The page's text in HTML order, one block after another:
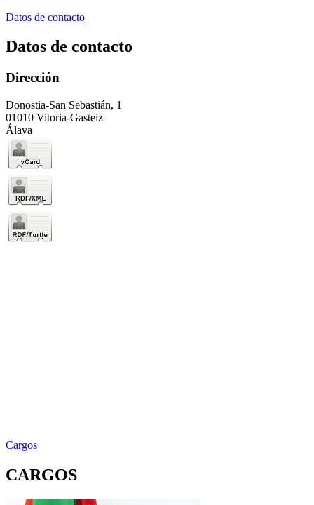
Datos de contacto
Datos de contacto
Dirección
Donostia-San Sebastián, 1
01010 Vitoria-Gasteiz
Álava
Cargos
CARGOS